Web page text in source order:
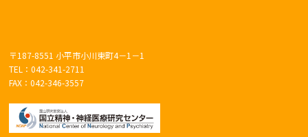
〒187-8551 小平市小川東町4－1－1
TEL：042-341-2711
FAX：042-346-3557